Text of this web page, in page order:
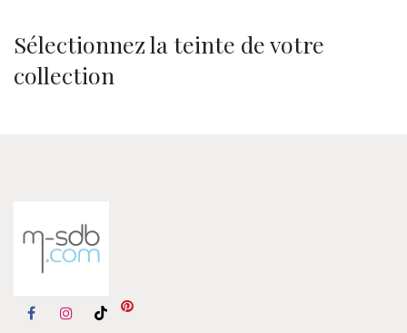
Sélectionnez la teinte de votre
collection